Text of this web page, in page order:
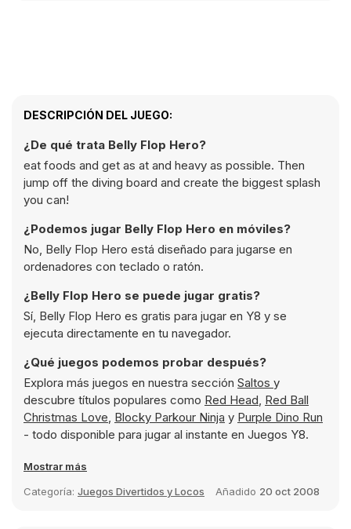
DESCRIPCIÓN DEL JUEGO:
¿De qué trata Belly Flop Hero?
eat foods and get as at and heavy as possible. Then
jump off the diving board and create the biggest splash
you can!
¿Podemos jugar Belly Flop Hero en móviles?
No, Belly Flop Hero está diseñado para jugarse en
ordenadores con teclado o ratón.
¿Belly Flop Hero se puede jugar gratis?
Sí, Belly Flop Hero es gratis para jugar en Y8 y se
ejecuta directamente en tu navegador.
¿Qué juegos podemos probar después?
Explora más juegos en nuestra sección Saltos y
descubre títulos populares como Red Head, Red Ball
Christmas Love, Blocky Parkour Ninja y Purple Dino Run
- todo disponible para jugar al instante en Juegos Y8.
Mostrar más
Categoría: Juegos Divertidos y Locos Añadido 20 oct 2008